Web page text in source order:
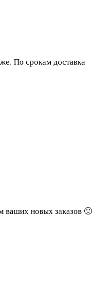
По срокам доставка
ваших новых заказов 🙂